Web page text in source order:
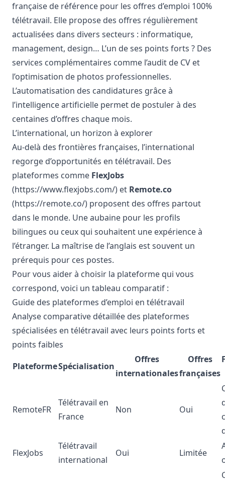
française de référence pour les offres d’emploi 100%
télétravail. Elle propose des offres régulièrement
actualisées dans divers secteurs : informatique,
management, design… L’un de ses points forts ? Des
services complémentaires comme l’audit de CV et
l’optimisation de photos professionnelles.
L’automatisation des candidatures grâce à
l’intelligence artificielle permet de postuler à des
centaines d’offres chaque mois.
L’international, un horizon à explorer
Au-delà des frontières françaises, l’international
regorge d’opportunités en télétravail. Des
plateformes comme FlexJobs
(https://www.flexjobs.com/) et Remote.co
(https://remote.co/) proposent des offres partout
dans le monde. Une aubaine pour les profils
bilingues ou ceux qui souhaitent une expérience à
l’étranger. La maîtrise de l’anglais est souvent un
prérequis pour ces postes.
Pour vous aider à choisir la plateforme qui vous
correspond, voici un tableau comparatif :
Guide des plateformes d’emploi en télétravail
Analyse comparative détaillée des plateformes
spécialisées en télétravail avec leurs points forts et
points faibles
PlateformeSpécialisation
Offres
internationales
Offres
françaises
RemoteFR
Télétravail en
France
Non Oui
FlexJobs
Télétravail
international
Oui Limitée